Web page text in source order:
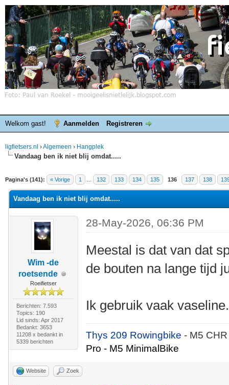
Welkom gast! Aanmelden Registreren
ligfietsers.nl ›Algemeen › Hangplek
Vandaag ben ik niet blij omdat.....
Pagina's (141): « Vorige 1 132 133 134 135 136 137 138
waardering is 4.4
Vandaag ben ik niet blij omdat.....
Wim -de
roetsende
Roeifietser
Berichten: 7.593
Topics: 190
Lid sinds: Apr 2017
Bedankt: 3653
11208 x bedankt in
5339 berichten
28-May-2026, 06:36 PM
Meestal is dat van dat
de bouten na lange tijd
Ik gebruik vaak vaseline.
Thys 209 Rowingbike- M5
Pro - M5 MinimalBike
Website Zoek